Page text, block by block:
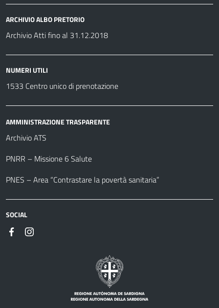
ARCHIVIO ALBO PRETORIO
Archivio Atti fino al 31.12.2018
NUMERI UTILI
1533 Centro unico di prenotazione
AMMINISTRAZIONE TRASPARENTE
Archivio ATS
PNRR – Missione 6 Salute
PNES – Area “Contrastare la povertà sanitaria”
SOCIAL